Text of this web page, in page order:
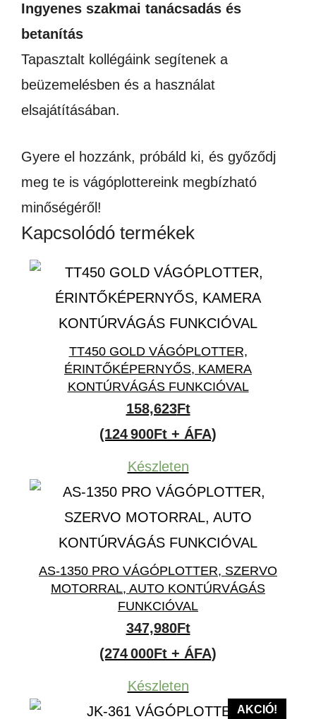
Ingyenes szakmai tanácsadás és
betanítás
Tapasztalt kollégáink segítenek a
beüzemelésben és a használat
elsajátításában.
Gyere el hozzánk, próbáld ki, és győződj
meg te is vágóplottereink megbízható
minőségéről!
Kapcsolódó termékek
TT450 GOLD VÁGÓPLOTTER,
ÉRINTŐKÉPERNYŐS, KAMERA
KONTÚRVÁGÁS FUNKCIÓVAL
158,623Ft
(124 900Ft + ÁFA)
Készleten
AS-1350 PRO VÁGÓPLOTTER, SZERVO
MOTORRAL, AUTO KONTÚRVÁGÁS
FUNKCIÓVAL
347,980Ft
(274 000Ft + ÁFA)
Készleten
AKCIÓ!